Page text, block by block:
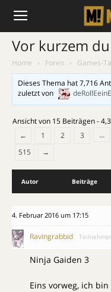
Vor kurzem
Home › Foren › Games-
Dieses Thema hat 7,716
zuletzt von
deRollEeinE
Ansicht von 15 Beiträgen -
←
1 2 3 …
515
→
Autor Beiträge
4. Februar 2016 um 17:15
Ravingrabbid Teilnehmer
Ninja Gaiden 3
Eins vorweg, ich